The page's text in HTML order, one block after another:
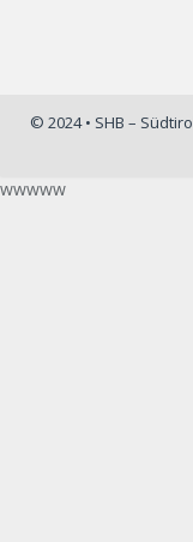
© 2024 • SHB –
wwwww